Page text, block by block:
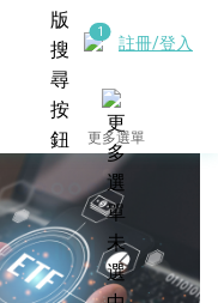
註冊/登入
更多選單